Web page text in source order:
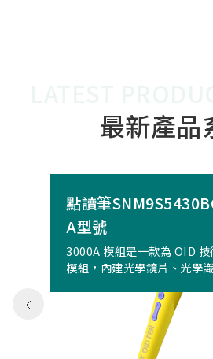
最新產品
點讀筆
A型號
3000A 模組是一款為 OID
模組，內建光學鏡片、光學